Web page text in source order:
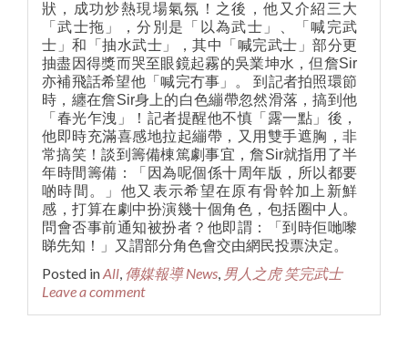
狀，成功炒熱現場氣氛！之後，他又介紹三大
「武士拖」，分別是「以為武士」、「喊完武
士」和「抽水武士」，其中「喊完武士」部分更
抽盡因得獎而哭至眼鏡起霧的吳業坤水，但詹Sir
亦補飛話希望他「喊完冇事」。 到記者拍照環節
時，纏在詹Sir身上的白色繃帶忽然滑落，搞到他
「春光乍洩」！記者提醒他不慎「露一點」後，
他即時充滿喜感地拉起繃帶，又用雙手遮胸，非
常搞笑！談到籌備棟篤劇事宜，詹Sir就指用了半
年時間籌備：「因為呢個係十周年版，所以都要
啲時間。」他又表示希望在原有骨幹加上新鮮
感，打算在劇中扮演幾十個角色，包括圈中人。
問會否事前通知被扮者？他即謂：「到時佢哋嚟
睇先知！」又謂部分角色會交由網民投票決定。
Posted inAll, 傳媒報導 News, 男人之虎 笑完武士
Leave a comment